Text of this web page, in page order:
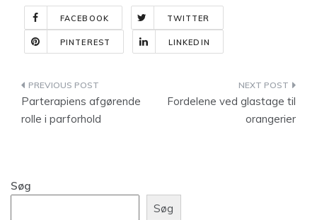
FACEBOOK TWITTER
PINTEREST LINKEDIN
Indlægsnavigation
Parterapiens afgørende
rolle i parforhold
Fordelene ved glastage til
orangerier
Søg
Søg